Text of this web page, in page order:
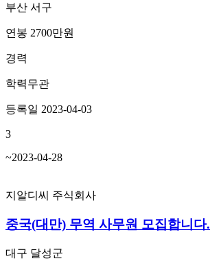
부산 서구
연봉 2700만원
경력
학력무관
등록일 2023-04-03
3
~2023-04-28
지알디씨 주식회사
중국(대만) 무역 사무원 모집합니다.
대구 달성군